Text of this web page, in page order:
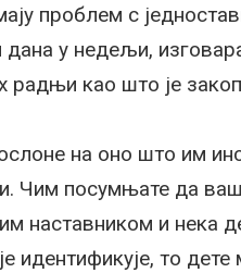
проблем с
у недељи,
радњи као што је
на оно што им
Чим посумњате да
наставником и нека
идентификује, то